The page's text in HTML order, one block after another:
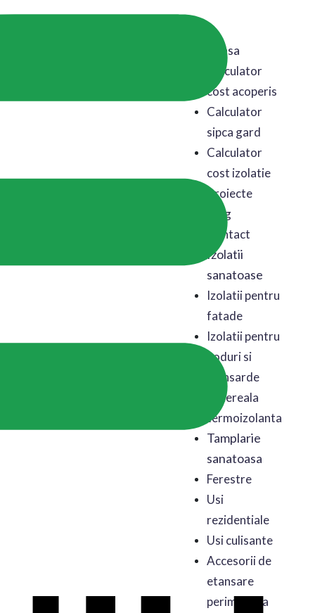
Acasa
Calculator
cost acoperis
Calculator
sipca gard
Calculator
cost izolatie
Proiecte
Blog
Contact
Izolatii
sanatoase
Izolatii pentru
fatade
Izolatii pentru
poduri si
mansarde
Astereala
termoizolanta
Tamplarie
sanatoasa
Ferestre
Usi
rezidentiale
Usi culisante
Accesorii de
etansare
perimetrala